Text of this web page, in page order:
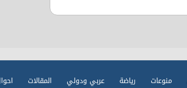
منوعات رياضة عربي ودولي المقالات